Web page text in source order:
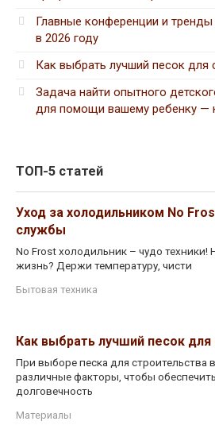
Главные конференции и тренды
в 2026 году
Как выбрать лучший песок для
Задача найти опытного
для помощи вашему ребенку —
ТОП-5 статей
Уход за холодильником No
службы
No Frost холодильник – чудо техники!
жизнь? Держи температуру, чисти
Бытовая техника
Как выбрать лучший песок для
При выборе песка для строительства
различные факторы, чтобы
долговечность
Материалы